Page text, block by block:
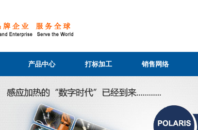
产品中心 打标加工 销售网络